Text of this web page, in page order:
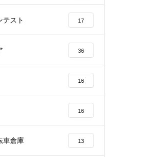
テスト 17
36
16
16
車倉庫 13